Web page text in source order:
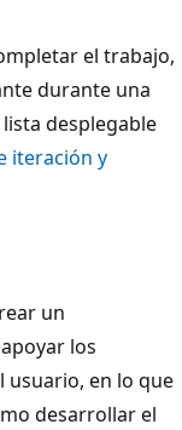
el trabajo,
durante una
desplegable
iteración y
un
los
usuario, en lo que
desarrollar el